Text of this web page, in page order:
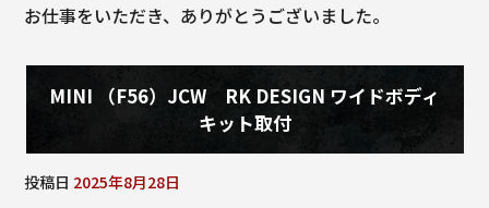
お仕事をいただき、ありがとうございました。
MINI （F56）JCW RK DESIGN ワイドボディ
キット取付
投稿日 2025年8月28日